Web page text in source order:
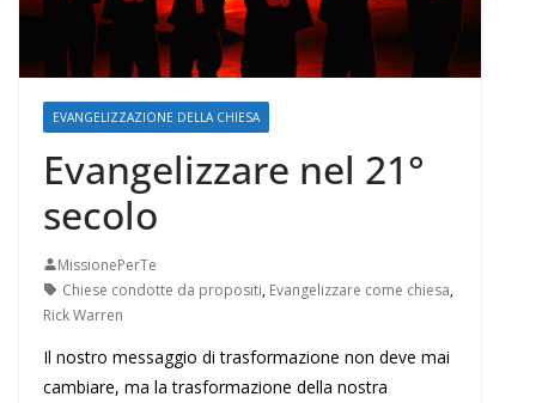
EVANGELIZZAZIONE DELLA CHIESA
Evangelizzare nel 21°
secolo
MissionePerTe
Chiese condotte da propositi, Evangelizzare come chiesa,
Rick Warren
Il nostro messaggio di trasformazione non deve mai
cambiare, ma la trasformazione della nostra